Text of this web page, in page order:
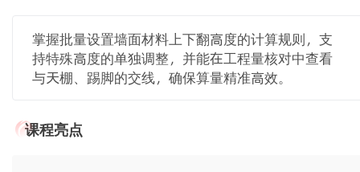
掌握批量设置墙面材料上下翻高度的计算规则，支
持特殊高度的单独调整，并能在工程量核对中查看
与天棚、踢脚的交线，确保算量精准高效。
课程亮点